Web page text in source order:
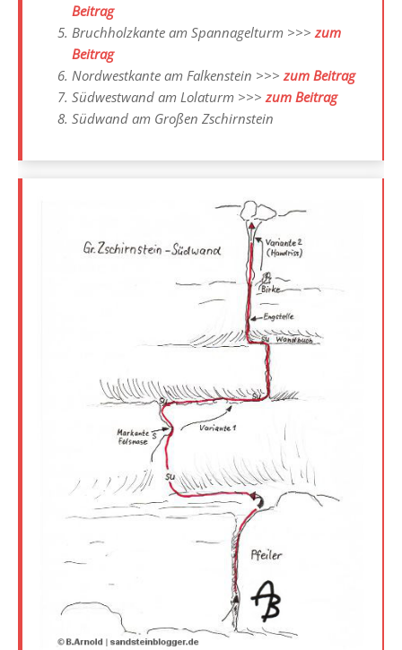
Beitrag
Bruchholzkante am Spannagelturm >>>zum
Beitrag
Nordwestkante am Falkenstein >>>zum Beitrag
Südwestwand am Lolaturm >>>zum Beitrag
Südwand am Großen Zschirnstein